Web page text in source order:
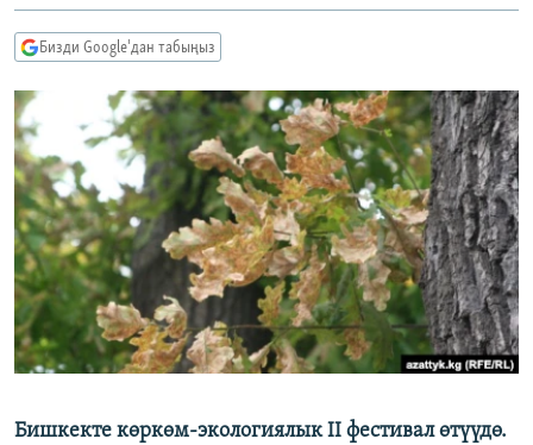
БИЗ ЖАНА ДҮЙНӨ
ДАНИСТЕ
ЭЖЕ-СИҢДИЛЕР
АЗАТТЫК+
ЫҢГАЙСЫЗ СУРООЛОР
ӨЗГӨЧӨ ПИКИР
ОНЛАЙН ШЕРИНЕ
ЭЕ/АРнун бардык сайттары
Бизди Google'дан табыңыз
Бишкекте көркөм-экологиялык II фестивал өтүүдө.